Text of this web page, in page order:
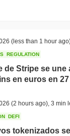
(less than 1 hour
REGULATION
de Stripe se
en euros en
(2 hours ago) 3 min
DEFI
tokenizados